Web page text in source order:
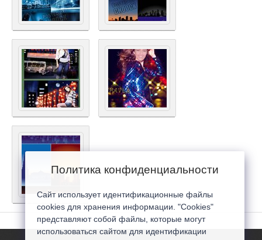
Политика конфиденциальности
Сайт использует идентификационные файлы
cookies для хранения информации. "Cookies"
представляют собой файлы, которые могут
использоваться сайтом для идентификации